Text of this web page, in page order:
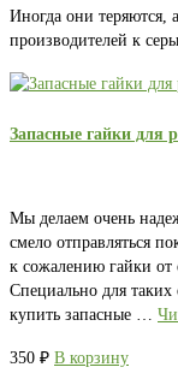
Иногда они теряются,
производителей к
Запасные гайки для
Мы делаем очень
смело отправляться
к сожалению гайки от
Специально для
купить запасные …
350 ₽ В корзину